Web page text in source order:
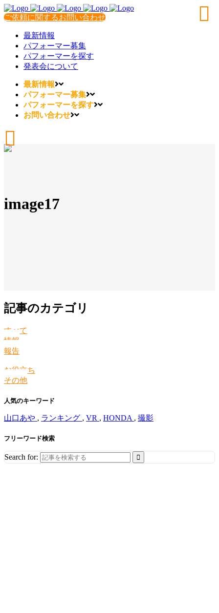
ご依頼に関するお問い合わせ
最新情報
パフォーマー募集
パフォーマーを探す
発表会について
最新情報
パフォーマー募集
パフォーマーを探す
お問い合わせ
image17
記事のカテゴリ
すべて
情報
報告
お役立ち
その他
人気のキーワード
山口あや , ランキング , VR , HONDA , 撮影
フリーワード検索
Search for: